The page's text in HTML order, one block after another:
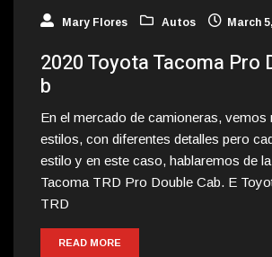
Mary Flores Autos March
2020 Toyota Tacoma Pro
b
En el mercado de camioneras, vemos
estilos, con diferentes detalles pero
estilo y en este caso, hablaremos de
Tacoma TRD Pro Double Cab. E
TRD
READ MORE